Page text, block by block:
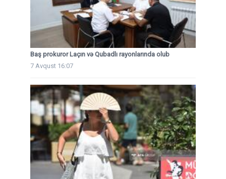
Baş prokuror Laçın və Qubadlı rayonlarında olub
7 Avqust 16:07